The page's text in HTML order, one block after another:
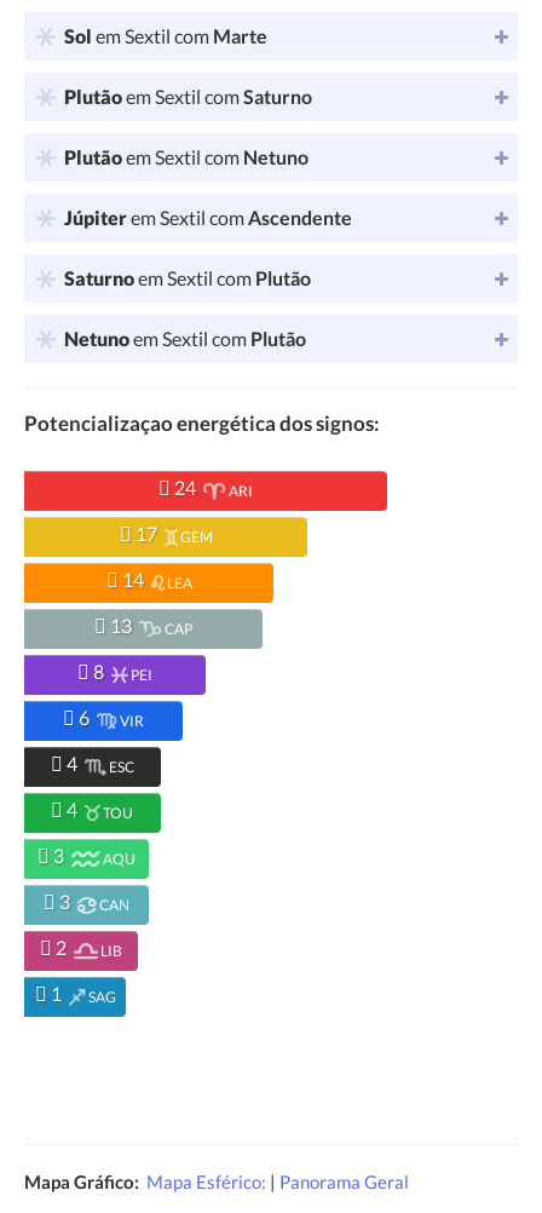
Sol em Sextil com Marte
Plutãoem Sextil comSaturno
Plutãoem Sextil com Netuno
Júpiterem Sextil comAscendente
Saturnoem Sextil com Plutão
Netunoem Sextil com Plutão
Potencializaçao energética dos signos:
24 ARI
17 GEM
14 LEA
13 CAP
8 PEI
6 VIR
4 ESC
4 TOU
3 AQU
3 CAN
2 LIB
1 SAG
Mapa Gráfico: Mapa Esférico: | Panorama Geral